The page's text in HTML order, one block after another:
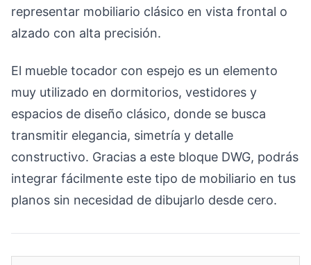
representar mobiliario clásico en vista frontal o
alzado con alta precisión.
El mueble tocador con espejo es un elemento
muy utilizado en dormitorios, vestidores y
espacios de diseño clásico, donde se busca
transmitir elegancia, simetría y detalle
constructivo. Gracias a este bloque DWG, podrás
integrar fácilmente este tipo de mobiliario en tus
planos sin necesidad de dibujarlo desde cero.